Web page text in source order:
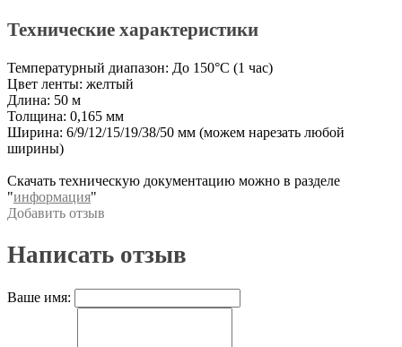
Технические характеристики
Температурный диапазон: До 150°C (1 час)
Цвет ленты: желтый
Длина: 50 м
Толщина: 0,165 мм
Ширина: 6/9/12/15/19/38/50 мм (можем нарезать любой
ширины)
Скачать техническую документацию можно в разделе
"информация"
Добавить отзыв
Написать отзыв
Ваше имя: